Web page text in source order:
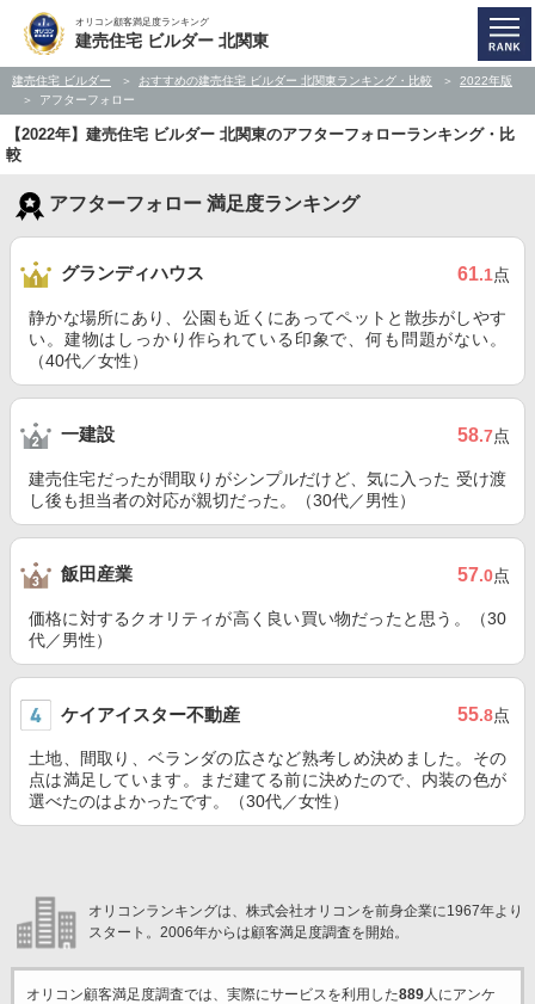
オリコン顧客満足度ランキング
建売住宅 ビルダー 北関東
建売住宅 ビルダー おすすめの建売住宅 ビルダー 北関東ランキング・比較
2022年版
アフターフォロー
【2022年】建売住宅 ビルダー 北関東のアフターフォローランキング・比
較
アフターフォロー 満足度ランキング
グランディハウス 61.1点
静かな場所にあり、公園も近くにあってペットと散歩がしやす
い。建物はしっかり作られている印象で、何も問題がない。
（40代／女性）
一建設 58.7点
建売住宅だったが間取りがシンプルだけど、気に入った 受け渡
し後も担当者の対応が親切だった。（30代／男性）
飯田産業 57.0点
価格に対するクオリティが高く良い買い物だったと思う。（30
代／男性）
ケイアイスター不動産 55.8点
土地、間取り、ベランダの広さなど熟考しめ決めました。その
点は満足しています。まだ建てる前に決めたので、内装の色が
選べたのはよかったです。（30代／女性）
オリコンランキングは、株式会社オリコンを前身企業に1967年より
スタート。2006年からは顧客満足度調査を開始。
オリコン顧客満足度調査では、実際にサービスを利用した889人にアンケ